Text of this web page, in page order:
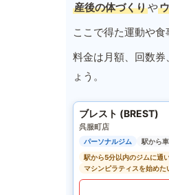
産後の体づくりや
ここで得た運動や
料金は月額、回数
ょう。
ブレスト (BREST)
呉服町店
パーソナルジム
駅から
駅から5分以内のジムに通
マシンピラティスを始めた